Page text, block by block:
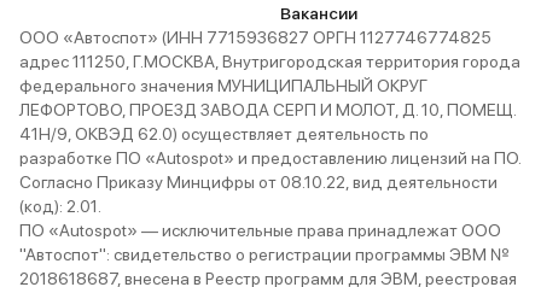
Вакансии
ООО «Автоспот» (ИНН 7715936827 ОРГН 1127746774825
адрес 111250, Г.МОСКВА, Внутригородская территория города
федерального значения МУНИЦИПАЛЬНЫЙ ОКРУГ
ЛЕФОРТОВО, ПРОЕЗД ЗАВОДА СЕРП И МОЛОТ, Д. 10, ПОМЕЩ.
41Н/9, ОКВЭД 62.0) осуществляет деятельность по
разработке ПО «Autospot» и предоставлению лицензий на ПО.
Согласно Приказу Минцифры от 08.10.22, вид деятельности
(код): 2.01.
ПО «Autospot» — исключительные права принадлежат ООО
"Автоспот": свидетельство о регистрации программы ЭВМ №
2018618687, внесена в Реестр программ для ЭВМ, реестровая